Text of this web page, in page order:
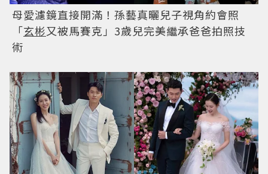
母愛濾鏡直接開滿！孫藝真曬兒子視角約會照
「玄彬又被馬賽克」3歲兒完美繼承爸爸拍照技
術